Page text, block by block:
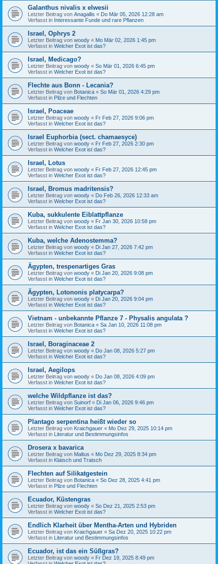
Galanthus nivalis x elwesii
Letzter Beitrag von Anagallis « Do Mär 05, 2026 12:28 am
Verfasst in Interessante Funde und rare Pflanzen
Israel, Ophrys 2
Letzter Beitrag von woody « Mo Mär 02, 2026 1:45 pm
Verfasst in Welcher Exot ist das?
Israel, Medicago?
Letzter Beitrag von woody « So Mär 01, 2026 6:45 pm
Verfasst in Welcher Exot ist das?
Flechte aus Bonn - Lecania?
Letzter Beitrag von Botanica « So Mär 01, 2026 4:29 pm
Verfasst in Pilze und Flechten
Israel, Poaceae
Letzter Beitrag von woody « Fr Feb 27, 2026 9:06 pm
Verfasst in Welcher Exot ist das?
Israel Euphorbia (sect. chamaesyce)
Letzter Beitrag von woody « Fr Feb 27, 2026 2:30 pm
Verfasst in Welcher Exot ist das?
Israel, Lotus
Letzter Beitrag von woody « Fr Feb 27, 2026 12:45 pm
Verfasst in Welcher Exot ist das?
Israel, Bromus madritensis?
Letzter Beitrag von woody « Do Feb 26, 2026 12:33 am
Verfasst in Welcher Exot ist das?
Kuba, sukkulente Eiblattpflanze
Letzter Beitrag von woody « Fr Jan 30, 2026 10:58 pm
Verfasst in Welcher Exot ist das?
Kuba, welche Adenostemma?
Letzter Beitrag von woody « Di Jan 27, 2026 7:42 pm
Verfasst in Welcher Exot ist das?
Ägypten, trespenartiges Gras
Letzter Beitrag von woody « Di Jan 20, 2026 9:08 pm
Verfasst in Welcher Exot ist das?
Ägypten, Lotononis platycarpa?
Letzter Beitrag von woody « Di Jan 20, 2026 9:04 pm
Verfasst in Welcher Exot ist das?
Vietnam - unbekannte Pflanze 7 - Physalis angulata ?
Letzter Beitrag von Botanica « Sa Jan 10, 2026 11:08 pm
Verfasst in Welcher Exot ist das?
Israel, Boraginaceae 2
Letzter Beitrag von woody « Do Jan 08, 2026 5:27 pm
Verfasst in Welcher Exot ist das?
Israel, Aegilops
Letzter Beitrag von woody « Do Jan 08, 2026 4:09 pm
Verfasst in Welcher Exot ist das?
welche Wildpflanze ist das?
Letzter Beitrag von Suinorf « Di Jan 06, 2026 9:46 pm
Verfasst in Welcher Exot ist das?
Plantago serpentina heißt wieder so
Letzter Beitrag von Kraichgauer « Mo Dez 29, 2025 10:14 pm
Verfasst in Literatur und Bestimmungsinfos
Drosera x bavarica
Letzter Beitrag von Maltus « Mo Dez 29, 2025 8:34 pm
Verfasst in Klatsch und Tratsch
Flechten auf Silikatgestein
Letzter Beitrag von Botanica « So Dez 28, 2025 4:41 pm
Verfasst in Pilze und Flechten
Ecuador, Küstengras
Letzter Beitrag von woody « So Dez 21, 2025 2:53 pm
Verfasst in Welcher Exot ist das?
Endlich Klarheit über Mentha-Arten und Hybriden
Letzter Beitrag von Kraichgauer « Sa Dez 20, 2025 10:22 pm
Verfasst in Literatur und Bestimmungsinfos
Ecuador, ist das ein Süßgras?
Letzter Beitrag von woody « Fr Dez 19, 2025 8:49 pm